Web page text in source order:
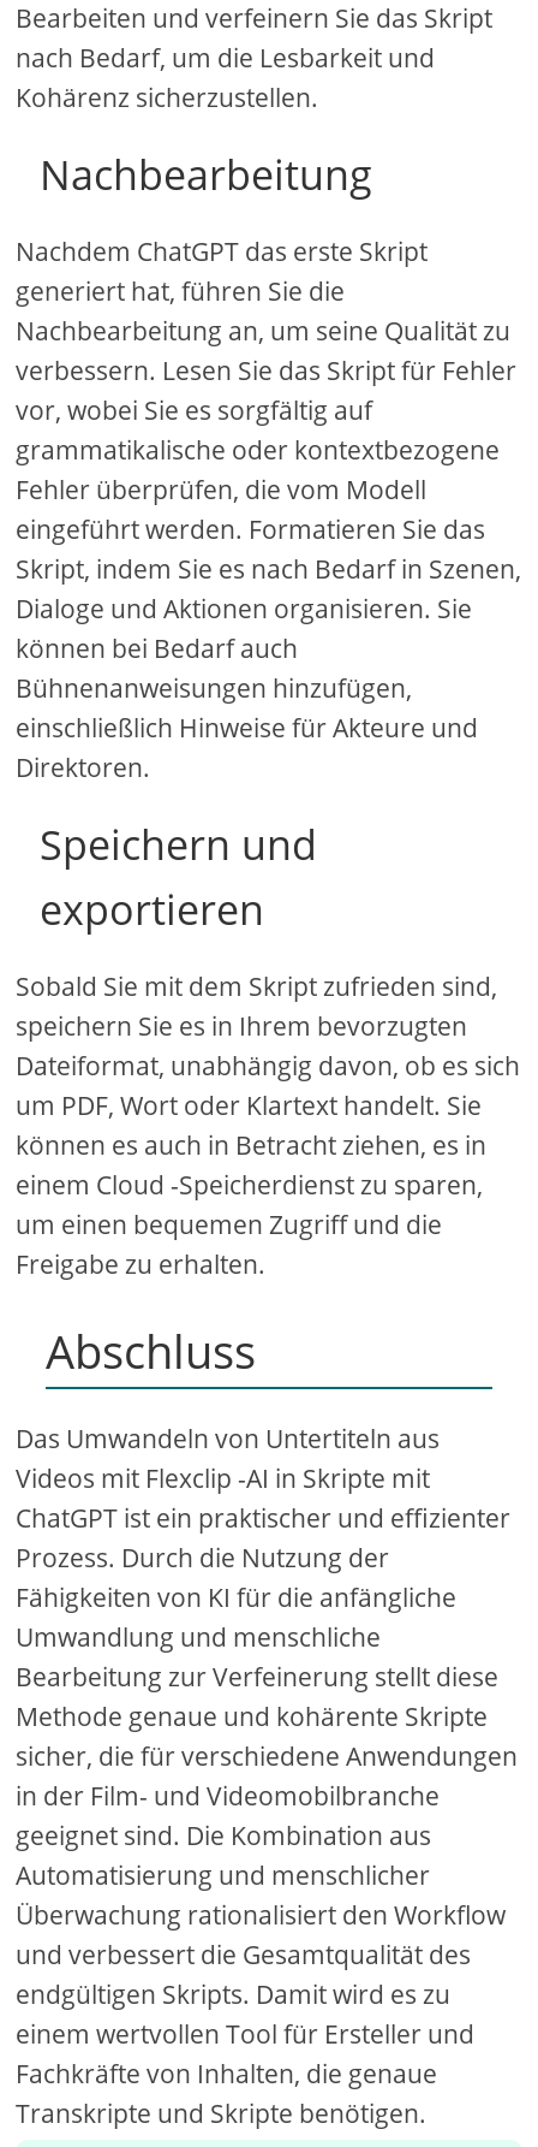
Bearbeiten und verfeinern Sie das Skript
nach Bedarf, um die Lesbarkeit und
Kohärenz sicherzustellen.
Nachbearbeitung
Nachdem ChatGPT das erste Skript
generiert hat, führen Sie die
Nachbearbeitung an, um seine Qualität zu
verbessern. Lesen Sie das Skript für Fehler
vor, wobei Sie es sorgfältig auf
grammatikalische oder kontextbezogene
Fehler überprüfen, die vom Modell
eingeführt werden. Formatieren Sie das
Skript, indem Sie es nach Bedarf in Szenen,
Dialoge und Aktionen organisieren. Sie
können bei Bedarf auch
Bühnenanweisungen hinzufügen,
einschließlich Hinweise für Akteure und
Direktoren.
Speichern und
exportieren
Sobald Sie mit dem Skript zufrieden sind,
speichern Sie es in Ihrem bevorzugten
Dateiformat, unabhängig davon, ob es sich
um PDF, Wort oder Klartext handelt. Sie
können es auch in Betracht ziehen, es in
einem Cloud -Speicherdienst zu sparen,
um einen bequemen Zugriff und die
Freigabe zu erhalten.
Abschluss
Das Umwandeln von Untertiteln aus
Videos mit Flexclip -AI in Skripte mit
ChatGPT ist ein praktischer und effizienter
Prozess. Durch die Nutzung der
Fähigkeiten von KI für die anfängliche
Umwandlung und menschliche
Bearbeitung zur Verfeinerung stellt diese
Methode genaue und kohärente Skripte
sicher, die für verschiedene Anwendungen
in der Film- und Videomobilbranche
geeignet sind. Die Kombination aus
Automatisierung und menschlicher
Überwachung rationalisiert den Workflow
und verbessert die Gesamtqualität des
endgültigen Skripts. Damit wird es zu
einem wertvollen Tool für Ersteller und
Fachkräfte von Inhalten, die genaue
Transkripte und Skripte benötigen.